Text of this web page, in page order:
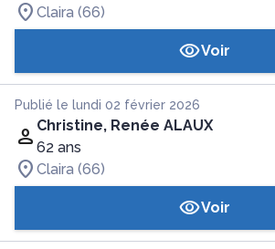
Claira (66)
Voir
Publié le lundi 02 février 2026
Christine, Renée ALAUX
62 ans
Claira (66)
Voir